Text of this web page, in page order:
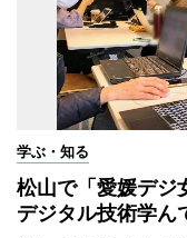
学ぶ・知る
松山で「愛媛デ
デジタル技術学ん